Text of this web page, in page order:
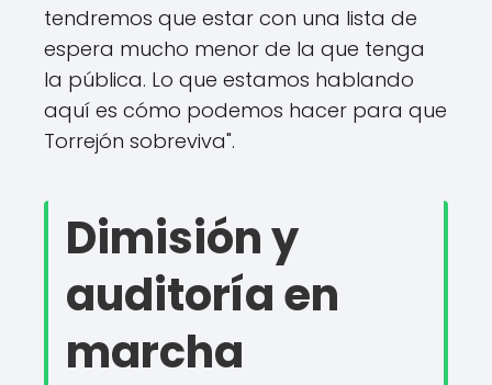
tendremos que estar con una lista de
espera mucho menor de la que tenga
la pública. Lo que estamos hablando
aquí es cómo podemos hacer para que
Torrejón sobreviva".
Dimisión y
auditoría en
marcha